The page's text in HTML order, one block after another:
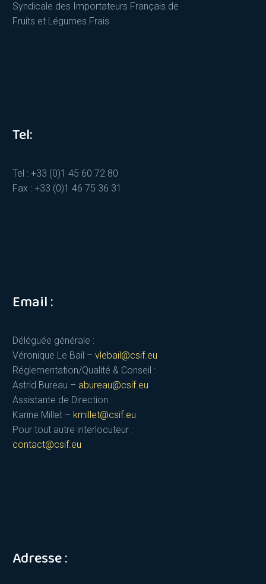
Syndicale des Importateurs Français de
Fruits et Légumes Frais
Tel:
Tel : +33 (0)1 45 60 72 80
Fax : +33 (0)1 46 75 36 31
Email :
Déléguée générale :
Véronique Le Bail – vlebail@csif.eu
Réglementation/Qualité & Conseil :
Astrid Bureau – abureau@csif.eu
Assistante de Direction :
Karine Millet – kmillet@csif.eu
Pour tout autre interlocuteur :
contact@csif.eu
Adresse :